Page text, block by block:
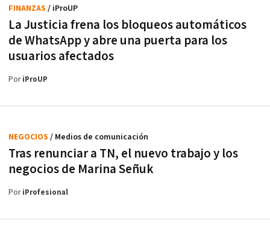
La Justicia frena los bloqueos automáticos
de WhatsApp y abre una puerta para los
usuarios afectados
FINANZAS / iProUP
PoriProUP
Tras renunciar a TN, el nuevo trabajo y los
negocios de Marina Señuk
NEGOCIOS / Medios de comunicación
PoriProfesional